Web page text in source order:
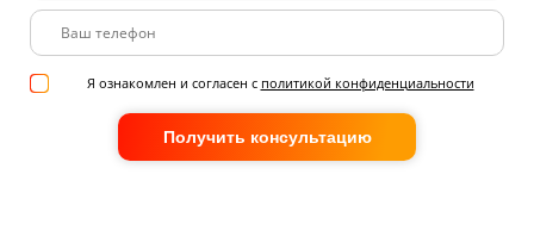
Я ознакомлен и согласен с политикой конфиденциальности
Получить консультацию